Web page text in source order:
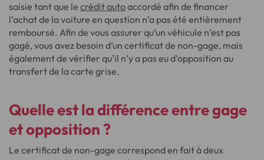
saisie tant que le crédit autoaccordé afin de financer
l’achat de la voiture en question n’a pas été entièrement
remboursé. Afin de vous assurer qu’un véhicule n’est pas
gagé, vous avez besoin d’un certificat de non-gage, mais
également de vérifier qu’il n’y a pas eu d’opposition au
transfert de la carte grise.
Quelle est la différence entre gage
et opposition ?
Le certificat de non-gage correspond en fait à deux